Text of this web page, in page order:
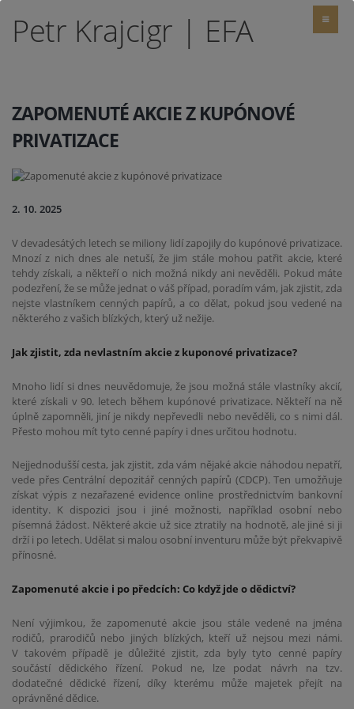
Petr Krajcigr | EFA
ZAPOMENUTÉ AKCIE Z KUPÓNOVÉ
PRIVATIZACE
2. 10. 2025
V devadesátých letech se miliony lidí zapojily do kupónové privatizace.
Mnozí z nich dnes ale netuší, že jim stále mohou patřit akcie, které
tehdy získali, a někteří o nich možná nikdy ani nevěděli. Pokud máte
podezření, že se může jednat o váš případ, poradím vám, jak zjistit, zda
nejste vlastníkem cenných papírů, a co dělat, pokud jsou vedené na
některého z vašich blízkých, který už nežije.
Jak zjistit, zda nevlastním akcie z kuponové privatizace?
Mnoho lidí si dnes neuvědomuje, že jsou možná stále vlastníky akcií,
které získali v 90. letech během kupónové privatizace. Někteří na ně
úplně zapomněli, jiní je nikdy nepřevedli nebo nevěděli, co s nimi dál.
Přesto mohou mít tyto cenné papíry i dnes určitou hodnotu.
Nejjednodušší cesta, jak zjistit, zda vám nějaké akcie náhodou nepatří,
vede přes Centrální depozitář cenných papírů (CDCP). Ten umožňuje
získat výpis z nezařazené evidence online prostřednictvím bankovní
identity. K dispozici jsou i jiné možnosti, například osobní nebo
písemná žádost. Některé akcie už sice ztratily na hodnotě, ale jiné si ji
drží i po letech. Udělat si malou osobní inventuru může být překvapivě
přínosné.
Zapomenuté akcie i po předcích: Co když jde o dědictví?
Není výjimkou, že zapomenuté akcie jsou stále vedené na jména
rodičů, prarodičů nebo jiných blízkých, kteří už nejsou mezi námi.
V takovém případě je důležité zjistit, zda byly tyto cenné papíry
součástí dědického řízení. Pokud ne, lze podat návrh na tzv.
dodatečné dědické řízení, díky kterému může majetek přejít na
oprávněné dědice.